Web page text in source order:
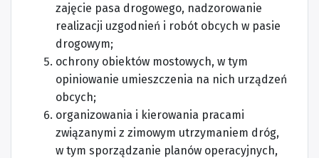
zajęcie pasa drogowego, nadzorowanie
realizacji uzgodnień i robót obcych w pasie
drogowym;
ochrony obiektów mostowych, w tym
opiniowanie umieszczenia na nich urządzeń
obcych;
organizowania i kierowania pracami
związanymi z zimowym utrzymaniem dróg,
w tym sporządzanie planów operacyjnych,